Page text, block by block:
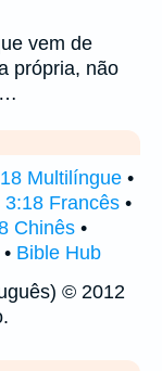
vem de
própria, não
…
Multilíngue •
3:18 Francês •
Chinês •
• Bible Hub
© 2012